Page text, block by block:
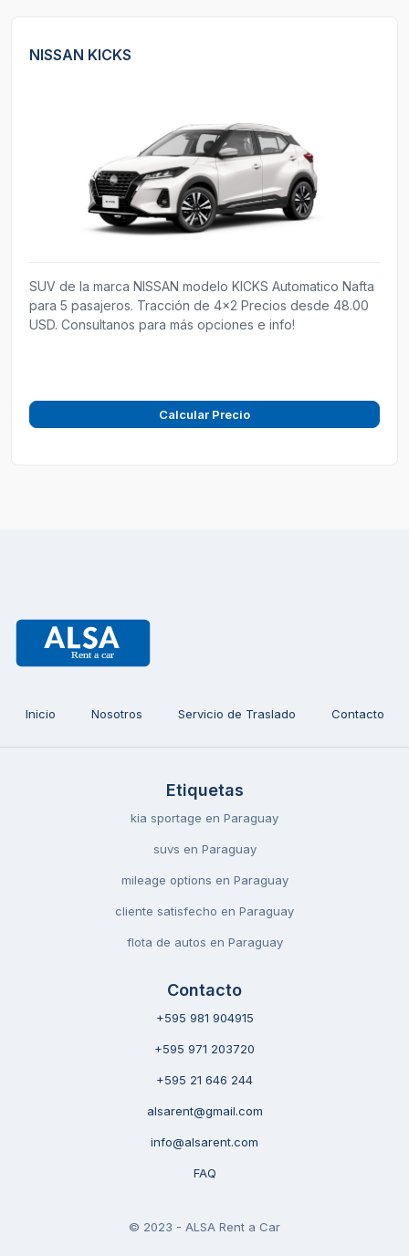
NISSAN KICKS
SUV de la marca NISSAN modelo KICKS Automatico Nafta
para 5 pasajeros. Tracción de 4x2 Precios desde 48.00
USD. Consultanos para más opciones e info!
Calcular Precio
Inicio Nosotros Servicio de Traslado Contacto
Etiquetas
kia sportage en Paraguay
suvs en Paraguay
mileage options en Paraguay
cliente satisfecho en Paraguay
flota de autos en Paraguay
Contacto
+595 981 904915
+595 971 203720
+595 21 646 244
alsarent@gmail.com
info@alsarent.com
FAQ
© 2023 - ALSA Rent a Car